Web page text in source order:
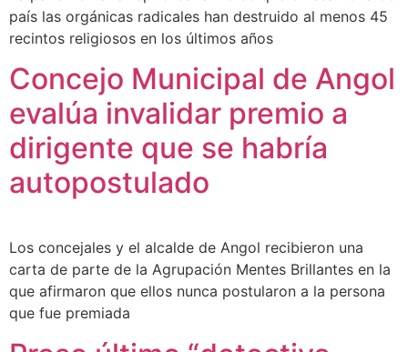
país las orgánicas radicales han destruido al menos 45
recintos religiosos en los últimos años
Concejo Municipal de Angol
evalúa invalidar premio a
dirigente que se habría
autopostulado
Los concejales y el alcalde de Angol recibieron una
carta de parte de la Agrupación Mentes Brillantes en la
que afirmaron que ellos nunca postularon a la persona
que fue premiada